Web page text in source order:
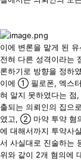
이에 변론을 맡게 된
전혀 다른 성격이라는
론하기로 방향을 정하
이에 ① 필로폰, 엑스터
혀 알지 못하였다는 점
출되는 의뢰인의 집으
였고, ② 마약 투약 혐
에 대해서까지 투약사
서 사실대로 진술하는
위와 같이 2개 혐의에